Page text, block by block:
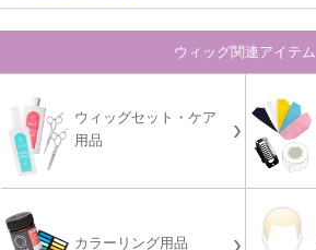
ウィッグ関連アイテム
ウィッグセット・ケア
用品
カラーリング用品